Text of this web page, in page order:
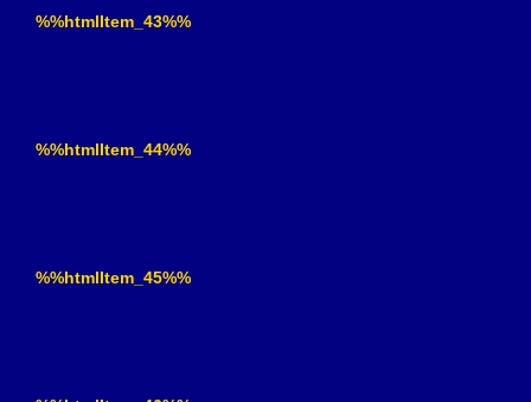
%%htmlItem_43%%
%%htmlItem_44%%
%%htmlItem_45%%